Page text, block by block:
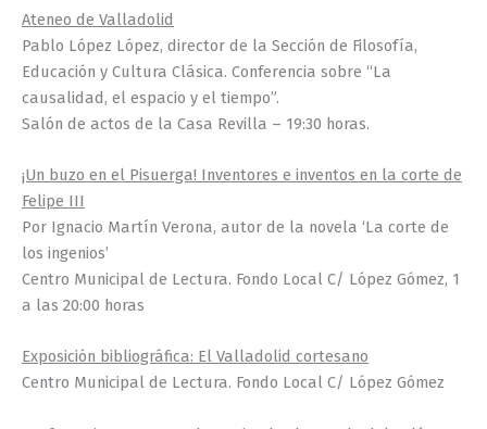
Ateneo de Valladolid
Pablo López López, director de la Sección de Filosofía,
Educación y Cultura Clásica. Conferencia sobre “La
causalidad, el espacio y el tiempo”.
Salón de actos de la Casa Revilla – 19:30 horas.
¡Un buzo en el Pisuerga! Inventores e inventos en la corte de
Felipe III
Por Ignacio Martín Verona, autor de la novela ‘La corte de
los ingenios’
Centro Municipal de Lectura. Fondo Local C/ López Gómez, 1
a las 20:00 horas
Exposición bibliográfica: El Valladolid cortesano
Centro Municipal de Lectura. Fondo Local C/ López Gómez